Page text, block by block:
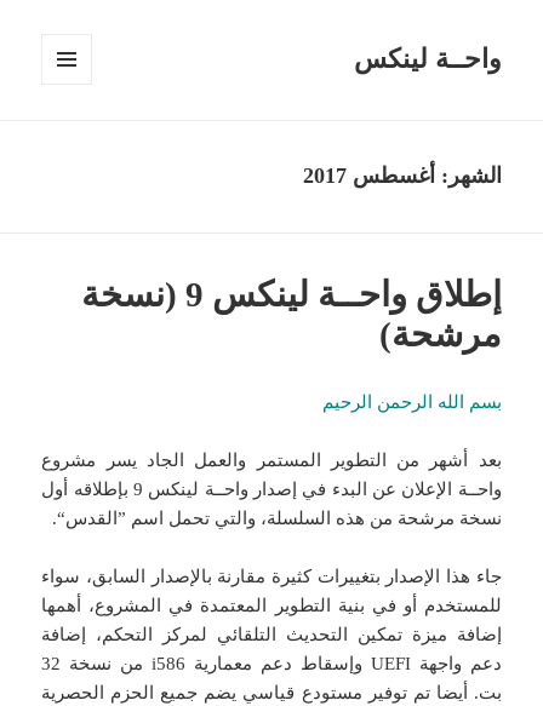
واحــة لينكس
الشهر: أغسطس 2017
إطلاق واحــة لينكس 9 (نسخة
مرشحة)
بسم الله الرحمن الرحيم
بعد أشهر من التطوير المستمر والعمل الجاد يسر مشروع
واحــة الإعلان عن البدء في إصدار واحــة لينكس 9 بإطلاقه أول
نسخة مرشحة من هذه السلسلة، والتي تحمل اسم ”القدس“.
جاء هذا الإصدار بتغييرات كثيرة مقارنة بالإصدار السابق، سواء
للمستخدم أو في بنية التطوير المعتمدة في المشروع، أهمها
إضافة ميزة تمكين التحديث التلقائي لمركز التحكم، إضافة
دعم واجهة UEFI وإسقاط دعم معمارية i586 من نسخة 32
بت. أيضا تم توفير مستودع قياسي يضم جميع الحزم الحصرية